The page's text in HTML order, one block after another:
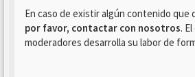
En caso de existir algún contenido que
por favor, contactar con nosotros.
moderadores desarrolla su labor de